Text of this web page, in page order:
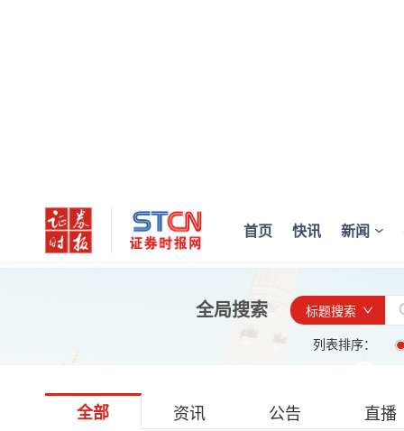
首页 快讯 新闻
全局搜索
标题搜索
列表排序：
全部 资讯 公告 直播